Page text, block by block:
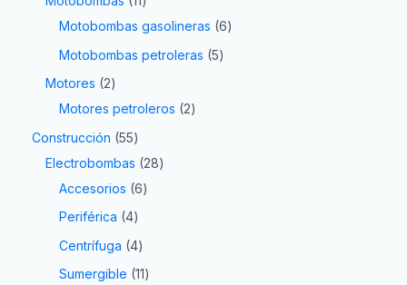
Motobombas gasolineras 6
Motobombas petroleras 5
Motores
2
Motores petroleros
2
Construcción 55
Electrobombas
28
Accesorios 6
Periférica 4
Centrífuga 4
Sumergible 11